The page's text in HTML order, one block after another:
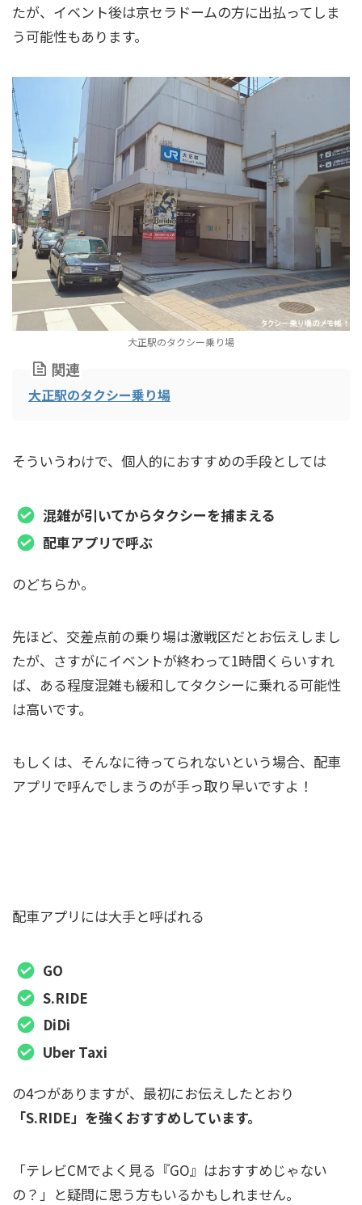
たが、イベント後は京セラドームの方に出払ってしま
う可能性もあります。
大正駅のタクシー乗り場
関連
大正駅のタクシー乗り場
そういうわけで、個人的におすすめの手段としては
混雑が引いてからタクシーを捕まえる
配車アプリで呼ぶ
のどちらか。
先ほど、交差点前の乗り場は激戦区だとお伝えしまし
たが、さすがにイベントが終わって1時間くらいすれ
ば、ある程度混雑も緩和してタクシーに乗れる可能性
は高いです。
もしくは、そんなに待ってられないという場合、配車
アプリで呼んでしまうのが手っ取り早いですよ！
配車アプリには大手と呼ばれる
GO
S.RIDE
DiDi
Uber Taxi
の4つがありますが、最初にお伝えしたとおり
「S.RIDE」を強くおすすめしています。
「テレビCMでよく見る『GO』はおすすめじゃない
の？」と疑問に思う方もいるかもしれません。